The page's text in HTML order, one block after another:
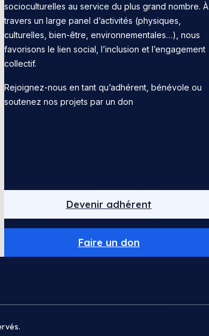
socioculturelles au service du plus grand nombre. À
travers un large panel d’activités (physiques,
culturelles, bien-être, environnementales…), nous
favorisons le lien social, l’inclusion et l’engagement
collectif.
Rejoignez-nous en tant qu’adhérent, bénévole ou
soutenez nos projets par un don
Devenir adhérent
Faire un don